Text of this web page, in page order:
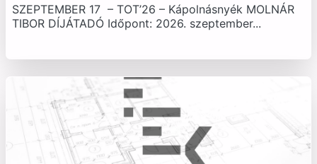
SZEPTEMBER 17 – TOT’26 – Kápolnásnyék MOLNÁR
TIBOR DÍJÁTADÓ Időpont: 2026. szeptember...